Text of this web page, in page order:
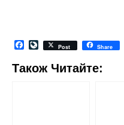
Facebook
LiveJournal
Post Share
Також Читайте: